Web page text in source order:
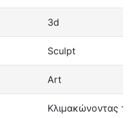
3d
Sculpt
Art
Κλιμακώνοντας